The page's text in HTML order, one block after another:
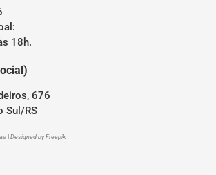
18h.
676
Sul/RS
Designed by Freepik